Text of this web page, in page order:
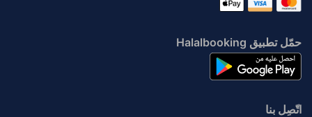
حمّل تطبيق Halalbooking
اتّصِل بنا